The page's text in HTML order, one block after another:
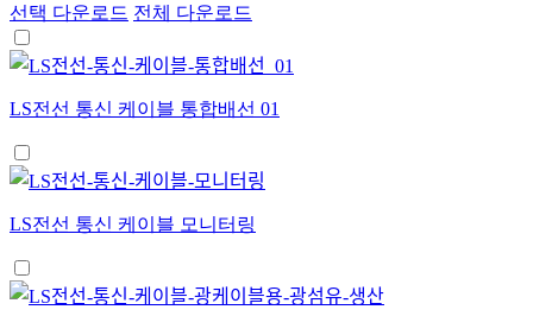
선택 다운로드 전체 다운로드
LS전선 통신 케이블 통합배선 01
LS전선 통신 케이블 모니터링